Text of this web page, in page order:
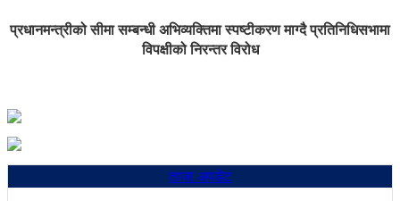
प्रधानमन्त्रीको सीमा सम्बन्धी अभिव्यक्तिमा स्पष्टीकरण माग्दै प्रतिनिधिसभामा
विपक्षीको निरन्तर विरोध
ताजा अपडेट